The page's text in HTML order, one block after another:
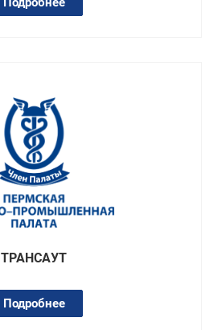
ТРАНСАУТ
Подробнее